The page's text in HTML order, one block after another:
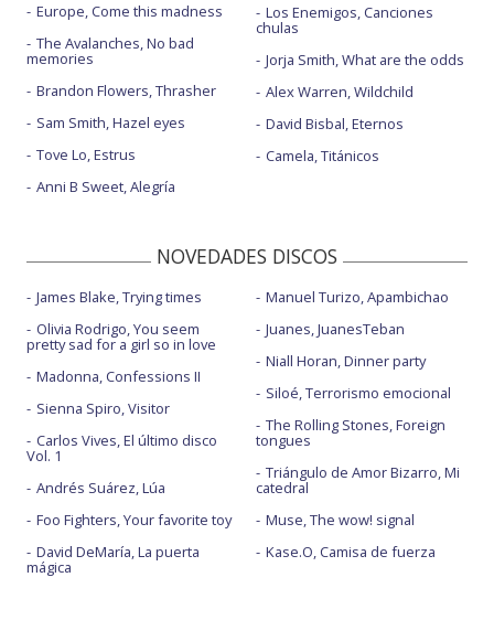
Europe, Come this madness
The Avalanches, No bad
memories
Brandon Flowers, Thrasher
Sam Smith, Hazel eyes
Tove Lo, Estrus
Anni B Sweet, Alegría
Los Enemigos, Canciones
chulas
Jorja Smith, What are the odds
Alex Warren, Wildchild
David Bisbal, Eternos
Camela, Titánicos
NOVEDADES DISCOS
James Blake, Trying times
Olivia Rodrigo, You seem
pretty sad for a girl so in love
Madonna, Confessions II
Sienna Spiro, Visitor
Carlos Vives, El último disco
Vol. 1
Andrés Suárez, Lúa
Foo Fighters, Your favorite toy
David DeMaría, La puerta
mágica
Manuel Turizo, Apambichao
Juanes, JuanesTeban
Niall Horan, Dinner party
Siloé, Terrorismo emocional
The Rolling Stones, Foreign
tongues
Triángulo de Amor Bizarro, Mi
catedral
Muse, The wow! signal
Kase.O, Camisa de fuerza